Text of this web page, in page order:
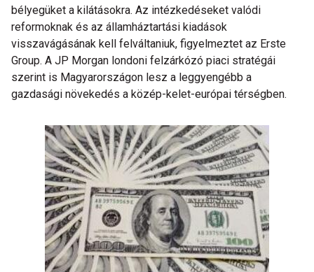
bélyegüket a kilátásokra. Az intézkedéseket valódi
reformoknak és az államháztartási kiadások
visszavágásának kell felváltaniuk, figyelmeztet az Erste
Group. A JP Morgan londoni felzárkózó piaci stratégái
szerint is Magyarországon lesz a leggyengébb a
gazdasági növekedés a közép-kelet-európai térségben.